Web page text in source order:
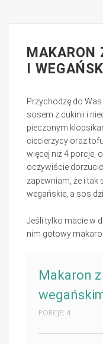
MAKARON
I
Przychodzę do
sosem z cukinii i
pieczonym
ciecierzycy oraz
więcej niż 4 porcje,
oczywiście
zapewniam, że i tak
wegańskie, a sos
Jeśli tylko macie w
nim gotowy
Makaron
PORCJE: 4